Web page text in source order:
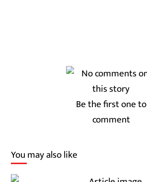
Be the first one to
comment
You may also like